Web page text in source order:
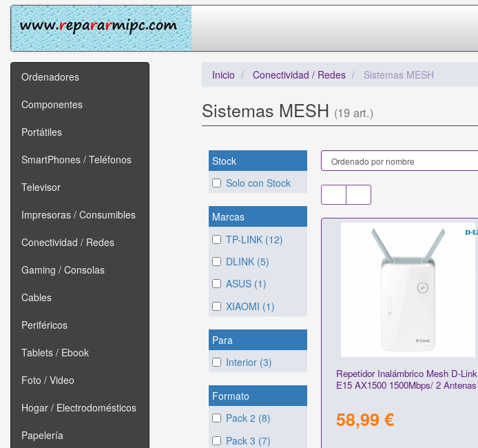
Ordenadores
Componentes
Portátiles
SmartPhones / Teléfonos
Televisor
Impresoras / Consumibles
Conectividad / Redes
Gaming / Consolas
Cables
Periféricos
Tablets / Ebook
Foto / Video
Hogar / Electrodomésticos
Papelería
Inicio Conectividad / Redes Sistemas MESH
Sistemas MESH (19 art.)
Stock
Solo con Stock
Marcas
TP-LINK (12)
DLINK (5)
ASUS (1)
XIAOMI (1)
Para
Interior (3)
Formato
Pack 2 (8)
Pack 3 (7)
Repetidor Inalámbrico Mesh D-Link
E15 AX1500 1500Mbps/ 2 Antenas
58,99 €